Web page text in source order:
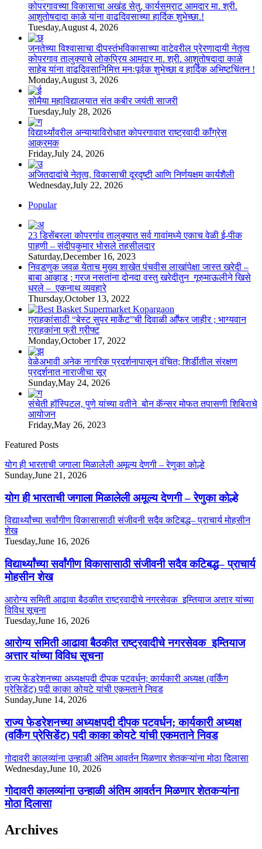
कोपरगावच्या विकासाचा अखंड सेतु, कार्यसम्राट आमदार मा. श्री.
आशुतोषदादा काळे यांना वाढदिवसाच्या हार्दिक शुभेच्छा.!
Tuesday,August 4, 2026
जनतेच्या विश्वासाचा दीपस्तंभविकासाच्या वाटेवरील प्रेरणादायी नेतृत्व
कोपरगाव तालुक्याचे लोकप्रिय आमदार मा. श्री. आशुतोषदादा काळे
साहेब यांना वाढदिवसानिमित्त मनःपूर्वक शुभेच्छा व हार्दिक अभिष्टचिंतन !
Monday,August 3, 2026
सोमैया महाविद्यालयात संत कबीर जयंती साजरी
Tuesday,July 28, 2026
विद्यार्थ्यांवरील अन्यायाविरोधात कोपरगावात राष्ट्रवादी काँग्रेस
आक्रमक
Friday,July 24, 2026
अजितदादांचे नेतृत्व, विकासाची दूरदृष्टी आणि निर्णयक्षम कार्यशैली
Wednesday,July 22, 2026
Popular
23 डिसेंबरला कोपरगांव तालुक्‍यात सर्व गावांमध्ये एकाच वेळी ई-पीक
पाहणी – संदीपकुमार भोसले तहसीलदार
Saturday,December 16, 2023
निवडणुक जवळ येताच मुख्य शाखेत पंचवीस लाखांपेक्षा जास्त खरेदी –
बाबा आव्हाड ; गरज नसतांना दोनदा वस्तु खरेदीतुन गूरुमाऊलीने खिसे
धरले – एकनाथ व्यवहारे
Thursday,October 13, 2022
ग्राहकांसाठी “बेस्ट सुपर मार्केट”ची दिवाळी आॕफर जाहीर ; भाग्यवान
ग्राहकांना फ्री ग्रीफ्ट
Monday,October 17, 2022
वेळेअभावी अनेक नागरिक प्रदर्शनापासून वंचित; शिर्डीतील संरक्षण
प्रदर्शनात नाराजीचा सूर
Sunday,May 24, 2026
संचेती हॉस्पिटल, पुणे यांच्या वतीने बोन कॅन्सर मोफत तपासणी शिबिराचे
आयोजन
Friday,May 26, 2023
Featured Posts
योग ही भारताची जगाला मिळालेली अमूल्य देणगी – रेणुका कोल्हे
Sunday,June 21, 2026
योग ही भारताची जगाला मिळालेली अमूल्य देणगी – रेणुका कोल्हे
विद्यार्थ्यांच्या सर्वांगीण विकासासाठी संजीवनी सदैव कटिबद्ध– प्राचार्य मोहसीन
शेख
Tuesday,June 16, 2026
विद्यार्थ्यांच्या सर्वांगीण विकासासाठी संजीवनी सदैव कटिबद्ध– प्राचार्य
मोहसीन शेख
आरोग्य समिती आढावा बैठकीत राष्ट्रवादीचे नगरसेवक इम्तियाज अत्तार यांच्या
विविध सूचना
Tuesday,June 16, 2026
आरोग्य समिती आढावा बैठकीत राष्ट्रवादीचे नगरसेवक इम्तियाज
अत्तार यांच्या विविध सूचना
राज्य फेडरेशनच्या अध्यक्षपदी दीपक पटवर्धन; कार्यकारी अध्यक्ष (वर्किंग
प्रेसिडेंट) पदी काका कोयटे यांची एकमताने निवड
Sunday,June 14, 2026
राज्य फेडरेशनच्या अध्यक्षपदी दीपक पटवर्धन; कार्यकारी अध्यक्ष
(वर्किंग प्रेसिडेंट) पदी काका कोयटे यांची एकमताने निवड
गोदावरी कालव्यांना उन्हाळी अंतिम आवर्तन मिळणार शेतकऱ्यांना मोठा दिलासा
Wednesday,June 10, 2026
गोदावरी कालव्यांना उन्हाळी अंतिम आवर्तन मिळणार शेतकऱ्यांना
मोठा दिलासा
Archives